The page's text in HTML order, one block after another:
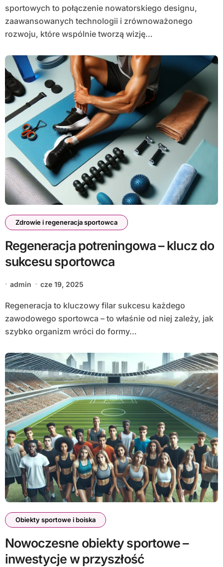
sportowych to połączenie nowatorskiego designu,
zaawansowanych technologii i zrównoważonego
rozwoju, które wspólnie tworzą wizję…
Zdrowie i regeneracja sportowca
Regeneracja potreningowa – klucz do
sukcesu sportowca
admin cze 19, 2025
Regeneracja to kluczowy filar sukcesu każdego
zawodowego sportowca – to właśnie od niej zależy, jak
szybko organizm wróci do formy…
Obiekty sportowe i boiska
Nowoczesne obiekty sportowe –
inwestycje w przyszłość